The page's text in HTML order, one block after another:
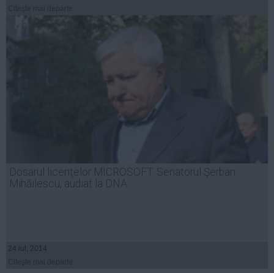
Dosarul licenţelor MICROSOFT. Senatorul Şerban
Mihăilescu, audiat la DNA
24 iul, 2014